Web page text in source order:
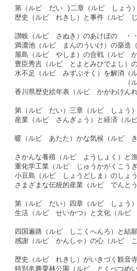
第（ルビ　だい )二章（ルビ　しょう）
歴史（ルビ　れきし）と事件（ルビ　じ
讃岐（ルビ　さぬき）のあけぼの  ・
満濃池（ルビ　まんのういけ）の築造
屋島（ルビ　やしま）の合戦（ルビ　
豊臣秀吉（ルビ　とよとみひでよし）
水不足（ルビ　みずぶそく）を解消（
（ルビ　かがわようす
香川県歴史絵年表（ルビ　かがわけん
第（ルビ　だい）三章（ルビ　しょう）
産業（ルビ　さんぎょう）と経済（ル
暖（ルビ　あたた）かな気候（ルビ　
　　　　　　　　　　　　　
さかんな養殖（ルビ　ようしょく）と
重化学工業（ルビ　じゅうかがくこう
小豆島（ルビ　しょうどしま）のしょ
さまざまな伝統的産業（ルビ　でんと
第（ルビ　だい）四章（ルビ　しょう）
生活（ルビ　せいかつ）と文化（ルビ　
四国遍路（ルビ　しこくへんろ）と結
感謝（ルビ　かんしゃ）の心（ルビ　
（ルビ　まつ）り
歴史（ルビ　れきし）がいきづく観音
特別名勝栗林公園（ルビ　とくべつ